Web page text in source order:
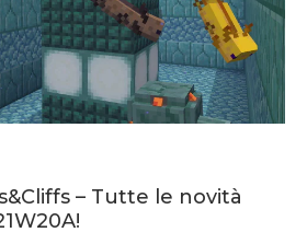
– Tutte le novità